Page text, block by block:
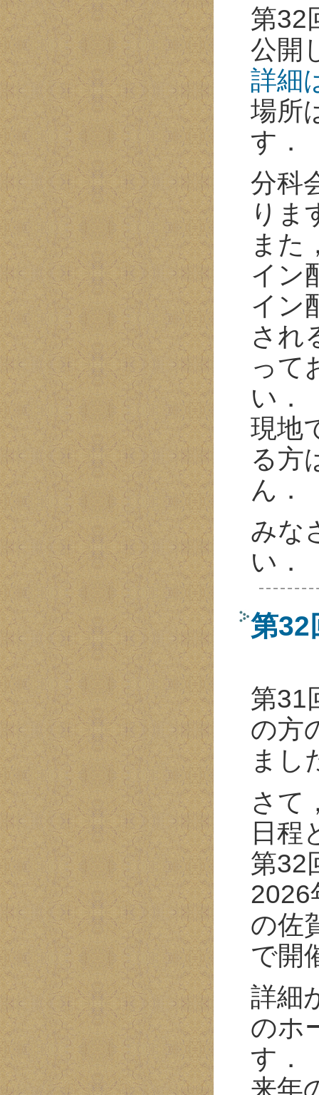
第32
公開
詳細
場所
す．
分科
りま
また
イン
イン
され
って
い．
現地
る方
ん．
みな
い．
第32
第31
の方
まし
さて
日程
第32
2026
の佐
で開
詳細
のホ
す．
来年